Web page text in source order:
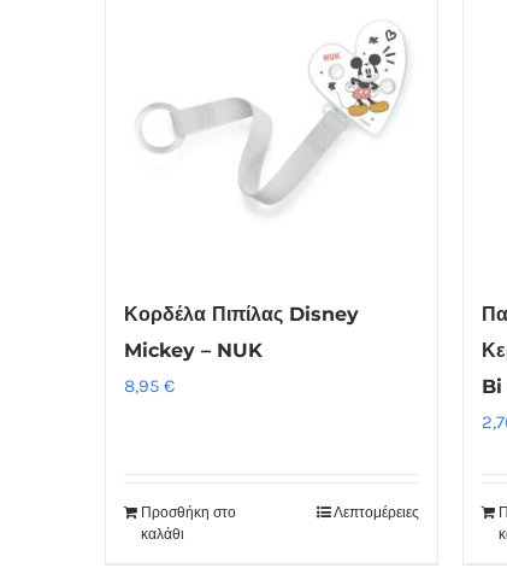
Κορδέλα Πιπίλας Disney
Mickey – NUK
8,95 €
Προσθήκη στο
καλάθι
Λεπτομέρειες
Bi